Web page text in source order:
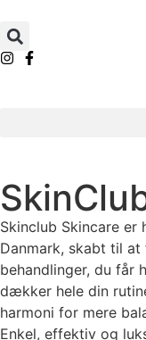
Skinclub Skincare
Danmark, skabt til
behandlinger, du får
dækker hele din
harmoni for mere
Enkel, effektiv og